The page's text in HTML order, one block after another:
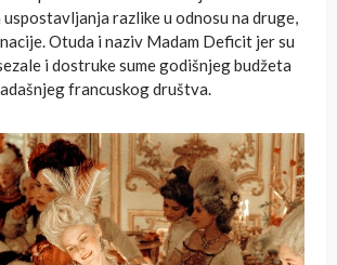
uspostavljanja razlike u odnosu na druge,
Otuda i naziv Madam Deficit jer su
i dostruke sume godišnjeg budžeta
francuskog društva.